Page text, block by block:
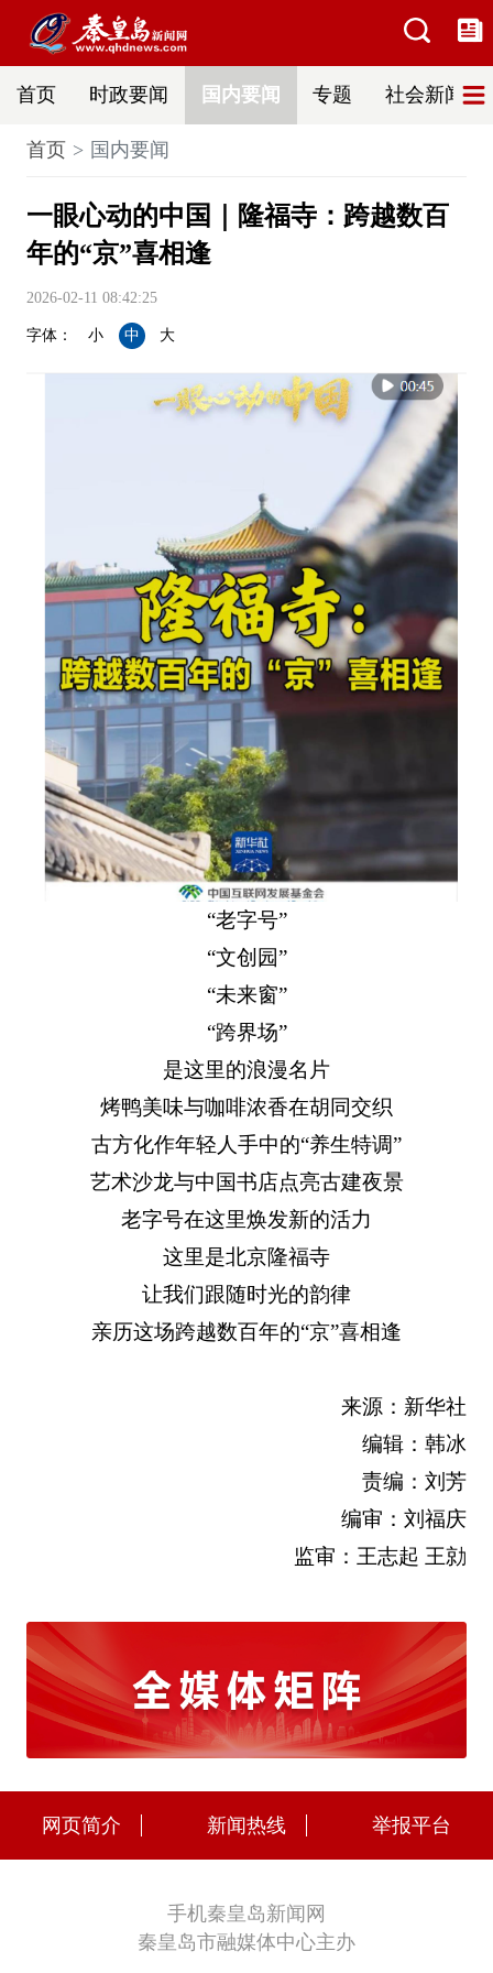
首页 时政要闻 国内要闻 专题 社会新闻
首页 国内要闻
一眼心动的中国｜隆福寺：跨越数百
年的“京”喜相逢
2026-02-11 08:42:25
字体： 小 中 大
“老字号”
“文创园”
“未来窗”
“跨界场”
是这里的浪漫名片
烤鸭美味与咖啡浓香在胡同交织
古方化作年轻人手中的“养生特调”
艺术沙龙与中国书店点亮古建夜景
老字号在这里焕发新的活力
这里是北京隆福寺
让我们跟随时光的韵律
亲历这场跨越数百年的“京”喜相逢
来源：新华社
编辑：韩冰
责编：刘芳
编审：刘福庆
监审：王志起 王勍
网页简介 新闻热线 举报平台
手机秦皇岛新闻网
秦皇岛市融媒体中心主办